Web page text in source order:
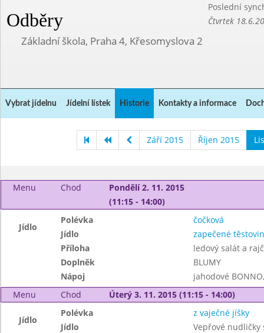
Odběry
Poslední
Čtvrtek
Základní škola, Praha 4, Křesomyslova 2
Vybrat jídelnu Jídelní lístek Historie Kontakty a informace
Září 2015 Říjen 2015
Menu Chod
Pondělí 2. 11. 2015
(11:15 - 14:00)
Jídlo
Polévka
čočková
Jídlo
zapečené
Příloha
ledový salát a
Doplněk
BLUMY
Nápoj
jahodové
Menu
Chod Úterý 3. 11. 2015 (11:15 - 14:00)
Jídlo
Polévka
z vaječné jíšky
Jídlo
Vepřové nudličky